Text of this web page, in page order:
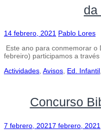
da
14 febrero, 2021 Pablo Lores
Este ano para conmemorar o
febreiro) participamos a
Actividades, Avisos, Ed. Infantil,
Concurso
7 febrero, 20217 febrero, 2021